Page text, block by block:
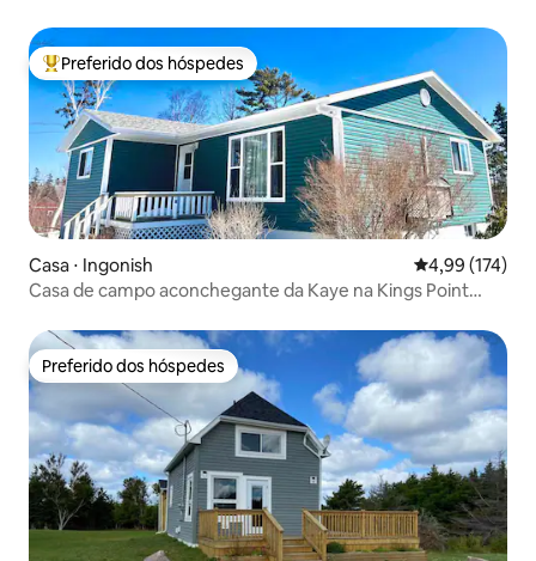
Entre os melhores preferidos dos hóspedes
Preferido dos hóspedes
Casa ⋅ Ingonish 4,99 de uma
4,99 (174)
Casa de campo aconchegante da Kaye na Kings Point
Preferido dos hóspedes
Preferido dos hóspedes